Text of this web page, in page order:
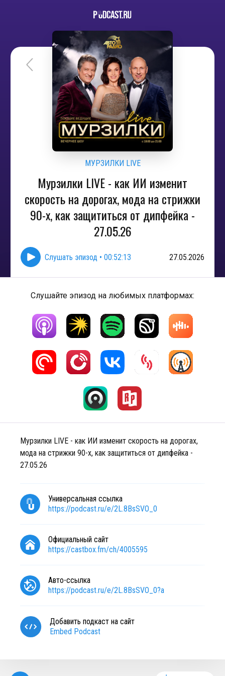
МУРЗИЛКИ LIVE
Мурзилки LIVE - как ИИ изменит
скорость на дорогах, мода на стрижки
90-х, как защититься от дипфейка -
27.05.26
Слушать эпизод • 00:52:13 27.05.2026
Слушайте эпизод на любимых платформах:
Мурзилки LIVE - как ИИ изменит скорость на дорогах,
мода на стрижки 90-х, как защититься от дипфейка -
27.05.26
Универсальная ссылка
https://podcast.ru/e/2L.8BsSVO_0
Официальный сайт
https://castbox.fm/ch/4005595
Авто-ссылка
https://podcast.ru/e/2L.8BsSVO_0?a
Добавить подкаст на сайт
Embed Podcast